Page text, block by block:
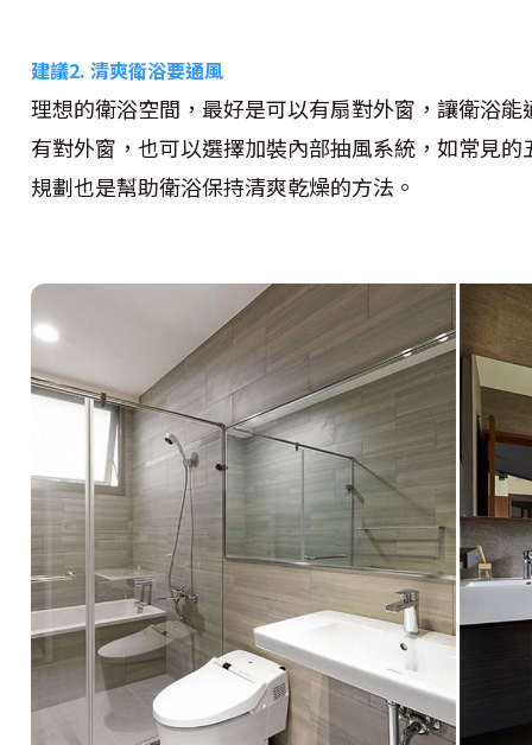
建議2. 清爽衛浴要通風
理想的衛浴空間，最好是可以有扇對外窗，讓衛浴
有對外窗，也可以選擇加裝內部抽風系統，如常見
規劃也是幫助衛浴保持清爽乾燥的方法。